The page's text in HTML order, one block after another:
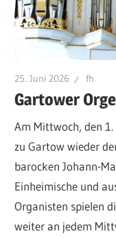
25. Juni 2026 fh
Gartower
Am Mittwoch, den
zu Gartow wieder
barocken Johann-
Einheimische und
Organisten spielen
weiter an jedem